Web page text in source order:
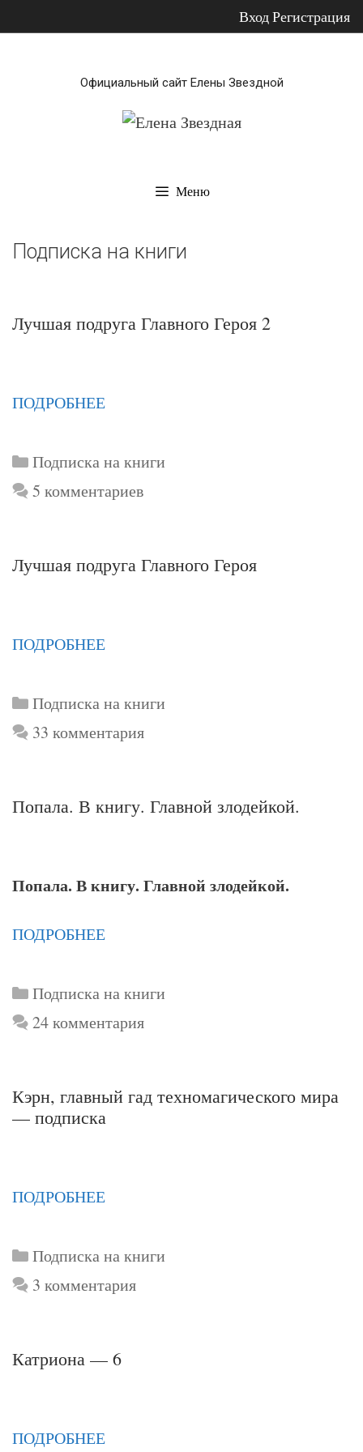
ВходРегистрация
содержимомуОфициальный сайт Елены Звездной
Меню
Подписка на книги
Лучшая подруга Главного Героя 2
ПОДРОБНЕЕ
Рубрики
Подписка на книги
5 комментариев
Лучшая подруга Главного Героя
ПОДРОБНЕЕ
Рубрики
Подписка на книги
33 комментария
Попала. В книгу. Главной злодейкой.
Попала. В книгу. Главной злодейкой.
ПОДРОБНЕЕ
Рубрики
Подписка на книги
24 комментария
Кэрн, главный гад техномагического мира
— подписка
ПОДРОБНЕЕ
Рубрики
Подписка на книги
3 комментария
Катриона — 6
ПОДРОБНЕЕ